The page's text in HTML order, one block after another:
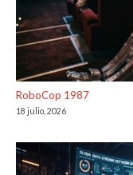
RoboCop 1987
18 julio, 2026